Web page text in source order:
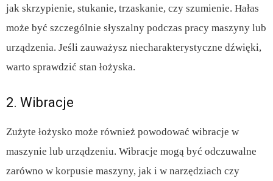
jak skrzypienie, stukanie, trzaskanie, czy szumienie. Hałas
może być szczególnie słyszalny podczas pracy maszyny lub
urządzenia. Jeśli zauważysz niecharakterystyczne dźwięki,
warto sprawdzić stan łożyska.
2. Wibracje
Zużyte łożysko może również powodować wibracje w
maszynie lub urządzeniu. Wibracje mogą być odczuwalne
zarówno w korpusie maszyny, jak i w narzędziach czy